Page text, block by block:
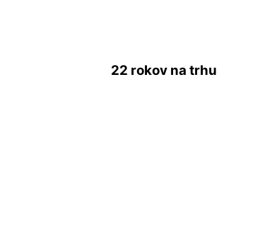
22 rokov na trhu